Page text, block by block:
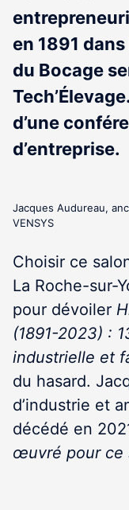
en 1891
du Bocage
d’une
d’entreprise.
Jacques Audureau,
VENSYS
Choisir ce
La Roche-sur-
pour dévoiler
(1891-2023) :
industrielle et
du hasard.
d’industrie et
décédé en
œuvré pour ce